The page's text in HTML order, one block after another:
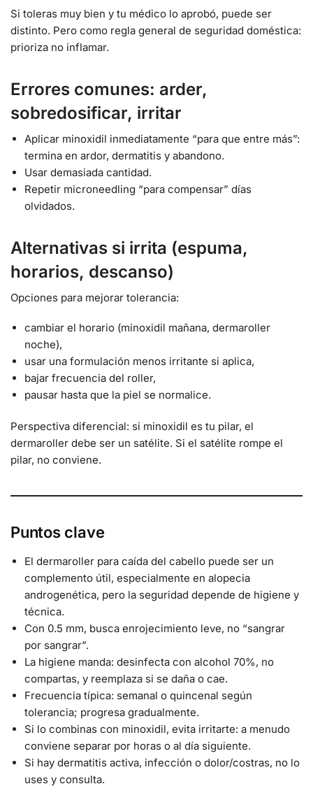
Si toleras muy bien y tu médico lo aprobó, puede ser
distinto. Pero como regla general de seguridad doméstica:
prioriza no inflamar.
Errores comunes: arder,
sobredosificar, irritar
Aplicar minoxidil inmediatamente “para que entre más”:
termina en ardor, dermatitis y abandono.
Usar demasiada cantidad.
Repetir microneedling “para compensar” días
olvidados.
Alternativas si irrita (espuma,
horarios, descanso)
Opciones para mejorar tolerancia:
cambiar el horario (minoxidil mañana, dermaroller
noche),
usar una formulación menos irritante si aplica,
bajar frecuencia del roller,
pausar hasta que la piel se normalice.
Perspectiva diferencial: si minoxidil es tu pilar, el
dermaroller debe ser un satélite. Si el satélite rompe el
pilar, no conviene.
Puntos clave
El dermaroller para caída del cabello puede ser un
complemento útil, especialmente en alopecia
androgenética, pero la seguridad depende de higiene y
técnica.
Con 0.5 mm, busca enrojecimiento leve, no “sangrar
por sangrar”.
La higiene manda: desinfecta con alcohol 70%, no
compartas, y reemplaza si se daña o cae.
Frecuencia típica: semanal o quincenal según
tolerancia; progresa gradualmente.
Si lo combinas con minoxidil, evita irritarte: a menudo
conviene separar por horas o al día siguiente.
Si hay dermatitis activa, infección o dolor/costras, no lo
uses y consulta.